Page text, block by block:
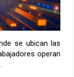
se ubican las
operan